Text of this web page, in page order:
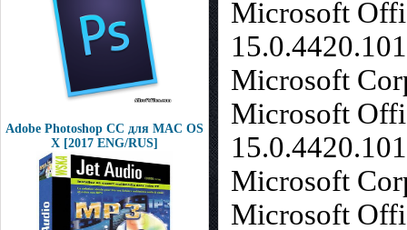
Adobe Photoshop CC для MAC OS
X [2017 ENG/RUS]
Microsoft
Microsoft
Microsoft
Microsoft
Microsoft